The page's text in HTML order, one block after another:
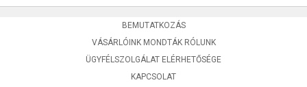
BEMUTATKOZÁS
VÁSÁRLÓINK MONDTÁK RÓLUNK
ÜGYFÉLSZOLGÁLAT ELÉRHETŐSÉGE
KAPCSOLAT